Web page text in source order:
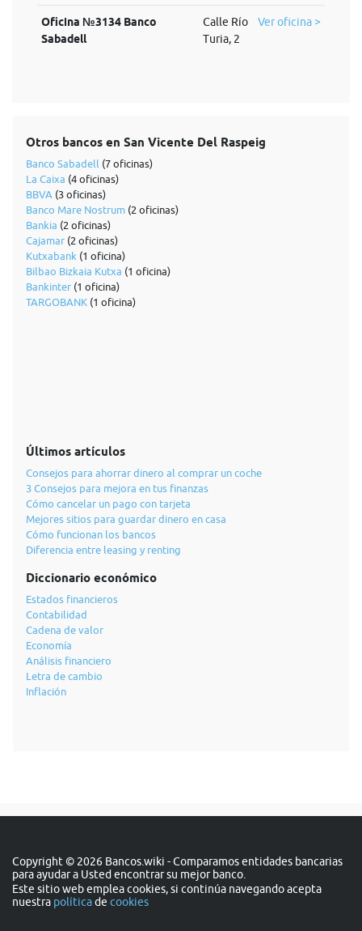
Oficina №3134 Banco
Sabadell
Calle Río
Turia, 2
Ver oficina >
Otros bancos en San Vicente Del Raspeig
Banco Sabadell (7 oficinas)
La Caixa (4 oficinas)
BBVA (3 oficinas)
Banco Mare Nostrum (2 oficinas)
Bankia (2 oficinas)
Cajamar (2 oficinas)
Kutxabank (1 oficina)
Bilbao Bizkaia Kutxa (1 oficina)
Bankinter (1 oficina)
TARGOBANK (1 oficina)
Últimos artículos
Consejos para ahorrar dinero al comprar un coche
3 Consejos para mejora en tus finanzas
Cómo cancelar un pago con tarjeta
Mejores sitios para guardar dinero en casa
Cómo funcionan los bancos
Diferencia entre leasing y renting
Diccionario económico
Estados financieros
Contabilidad
Cadena de valor
Economía
Análisis financiero
Letra de cambio
Inflación
Copyright © 2026 Bancos.wiki - Comparamos entidades bancarias
para ayudar a Usted encontrar su mejor banco.
Este sitio web emplea cookies, si continúa navegando acepta
nuestra políticade cookies